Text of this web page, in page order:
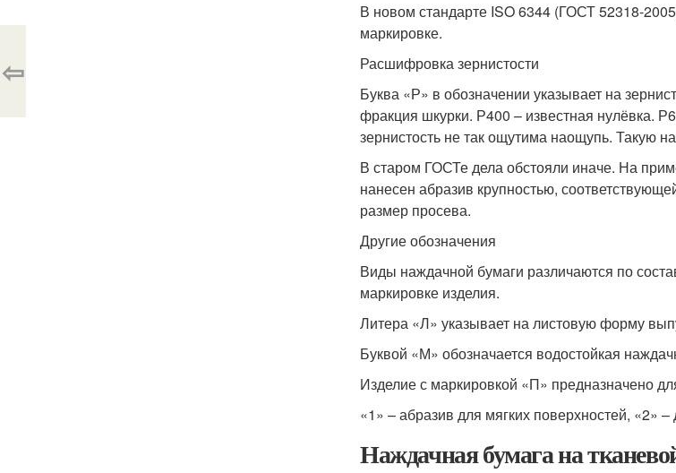
В новом стандарте ISO 6344 (ГОСТ 52318-
маркировке.
Расшифровка зернистости
Буква «Р» в обозначении указывает на
фракция шкурки. Р400 – известная нулёвка.
зернистость не так ощутима наощупь. Такую
В старом ГОСТе дела обстояли иначе. На
нанесен абразив крупностью,
размер просева.
Другие обозначения
Виды наждачной бумаги различаются по
маркировке изделия.
Литера «Л» указывает на листовую форму
Буквой «М» обозначается водостойкая
Изделие с маркировкой «П» предназначено
«1» – абразив для мягких поверхностей, «2» –
Наждачная бумага на
⇦